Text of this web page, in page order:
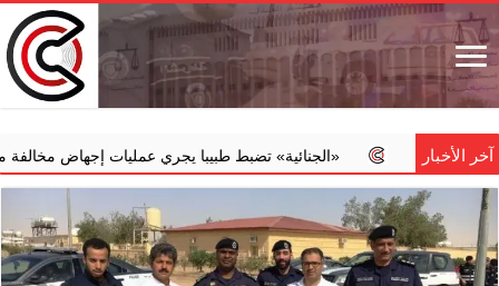
آخر الأخبار
‏«الجنائية» تضبط طبيبا يجري عمليات إجهاض مخالفة مقابل مبالغ مالية